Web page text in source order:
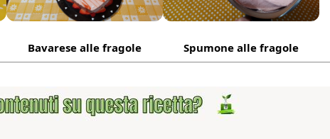
Bavarese alle fragole Spumone alle fragole